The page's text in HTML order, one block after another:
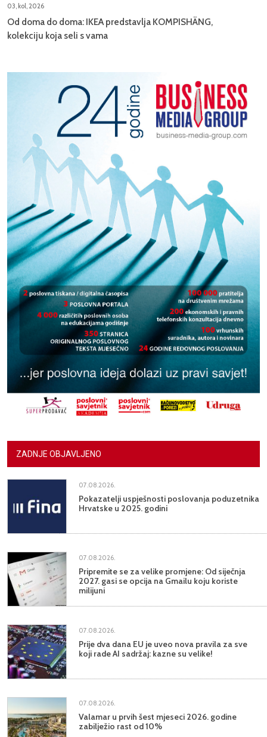
03, kol, 2026
Od doma do doma: IKEA predstavlja KOMPISHÄNG,
kolekciju koja seli s vama
ZADNJE OBJAVLJENO
07.08.2026.
Pokazatelji uspješnosti poslovanja poduzetnika
Hrvatske u 2025. godini
07.08.2026.
Pripremite se za velike promjene: Od siječnja
2027. gasi se opcija na Gmailu koju koriste
milijuni
07.08.2026.
Prije dva dana EU je uveo nova pravila za sve
koji rade AI sadržaj: kazne su velike!
07.08.2026.
Valamar u prvih šest mjeseci 2026. godine
zabilježio rast od 10%